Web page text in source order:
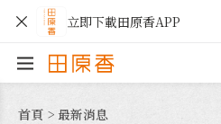
立即下載田原香APP
首頁 > 最新消息